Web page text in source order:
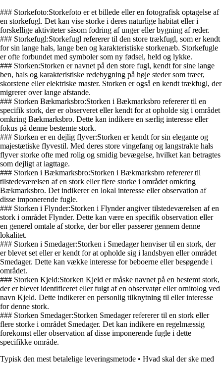
### Storkefoto:Storkefoto er et billede eller en fotografisk optagelse af
en storkefugl. Det kan vise storke i deres naturlige habitat eller i
forskellige aktiviteter såsom fodring af unger eller bygning af reder.
### Storkefugl:Storkefugl refererer til den store trækfugl, som er kendt
for sin lange hals, lange ben og karakteristiske storkenæb. Storkefugle
er ofte forbundet med symboler som ny fødsel, held og lykke.
### Storken:Storken er navnet på den store fugl, kendt for sine lange
ben, hals og karakteristiske redebygning på høje steder som træer,
skorstene eller elektriske master. Storken er også en kendt trækfugl, der
migrerer over lange afstande.
### Storken Bækmarksbro:Storken i Bækmarksbro refererer til en
specifik stork, der er observeret eller kendt for at opholde sig i området
omkring Bækmarksbro. Dette kan indikere en særlig interesse eller
fokus på denne bestemte stork.
### Storken er en dejlig flyver:Storken er kendt for sin elegante og
majestætiske flyvestil. Med deres store vingefang og langstrakte hals
flyver storke ofte med rolig og smidig bevægelse, hvilket kan betragtes
som dejligt at iagttage.
### Storken i Bækmarksbro:Storken i Bækmarksbro refererer til
tilstedeværelsen af en stork eller flere storke i området omkring
Bækmarksbro. Det indikerer en lokal interesse eller observation af
disse imponerende fugle.
### Storken i Flynder:Storken i Flynder angiver tilstedeværelsen af en
stork i området Flynder. Dette kan være en specifik observation eller
en generel omtale af storke, der bor eller passerer gennem denne
lokalitet.
### Storken i Smedager:Storken i Smedager henviser til en stork, der
er blevet set eller er kendt for at opholde sig i landsbyen eller området
Smedager. Dette kan vække interesse for beboerne eller besøgende i
området.
### Storken Kjeld:Storken Kjeld er måske navnet på en bestemt stork,
der er blevet identificeret eller fulgt af en observatør eller ornitolog ved
navn Kjeld. Dette indikerer en personlig tilknytning til eller interesse
for denne stork.
### Storken Smedager:Storken Smedager refererer til en stork eller
flere storke i området Smedager. Det kan indikere en regelmæssig
forekomst eller observation af disse imponerende fugle i dette
specifikke område.
Typisk den mest betalelige leveringsmetode • Hvad skal der ske med